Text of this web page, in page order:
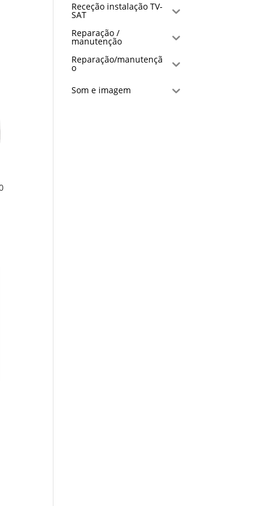
Receção instalação TV-
SAT
Reparação /
manutenção
Reparação/manutençã
o
Som e imagem